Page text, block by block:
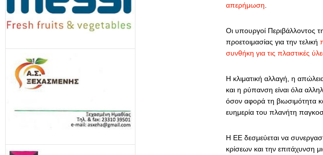
απερήμωση
Οι υπουργοί Περιβάλλοντος
προετοιμασίας για την τελική
συνθήκη για τις πλαστικές
Η κλιματική αλλαγή, η
και η ρύπανση είναι όλα
όσον αφορά τη βιωσιμότητα
ευημερία του πλανήτη
Η ΕΕ δεσμεύεται να
κρίσεων και την επιτάχυνση